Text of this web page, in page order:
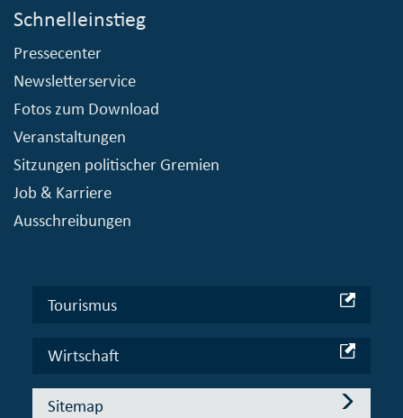
Schnelleinstieg
Pressecenter
Newsletterservice
Fotos zum Download
Veranstaltungen
Sitzungen politischer Gremien
Job & Karriere
Ausschreibungen
Tourismus
Wirtschaft
Sitemap